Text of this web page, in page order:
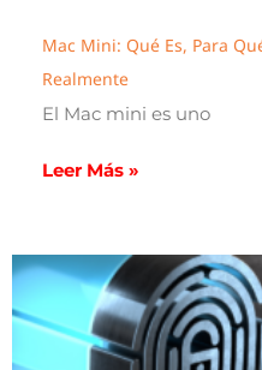
Mac Mini: Qué Es, Para
Realmente
El Mac mini es uno
Leer Más »